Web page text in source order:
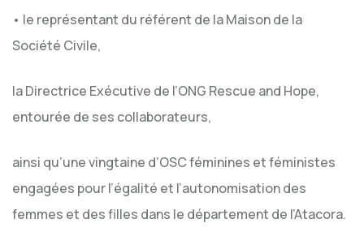
• le représentant du référent de la Maison de la
Société Civile,
la Directrice Exécutive de l’ONG Rescue and Hope,
entourée de ses collaborateurs,
ainsi qu’une vingtaine d’OSC féminines et féministes
engagées pour l’égalité et l’autonomisation des
femmes et des filles dans le département de l’Atacora.